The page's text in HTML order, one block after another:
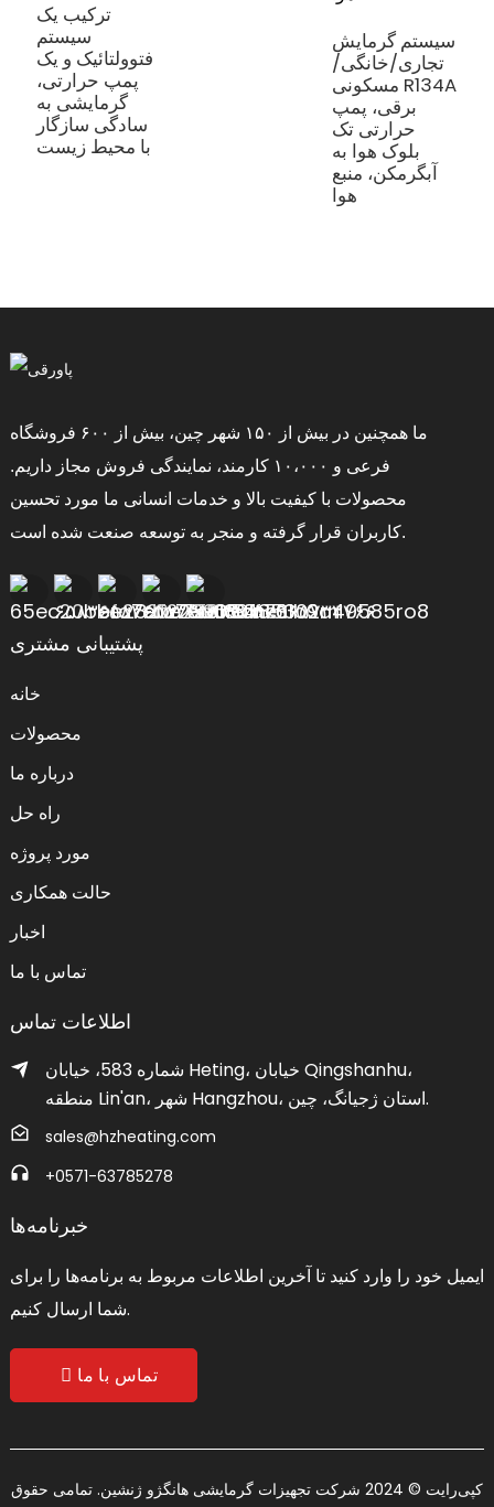
ترکیب یک
سیستم
فتوولتائیک و یک
پمپ حرارتی،
گرمایشی به
سادگی سازگار
با محیط زیست
سیستم گرمایش
تجاری/خانگی/
مسکونی R134A
برقی، پمپ
حرارتی تک
بلوک هوا به
آبگرمکن، منبع
هوا
ما همچنین در بیش از ۱۵۰ شهر چین، بیش از ۶۰۰ فروشگاه
فرعی و ۱۰،۰۰۰ کارمند، نمایندگی فروش مجاز داریم.
محصولات با کیفیت بالا و خدمات انسانی ما مورد تحسین
کاربران قرار گرفته و منجر به توسعه صنعت شده است.
پشتیبانی مشتری
خانه
محصولات
درباره ما
راه حل
مورد پروژه
حالت همکاری
اخبار
تماس با ما
اطلاعات تماس
شماره 583، خیابان Heting، خیابان Qingshanhu،
منطقه Lin'an، شهر Hangzhou، استان ژجیانگ، چین.
sales@hzheating.com
‎+0571-63785278‎
خبرنامه‌ها
ایمیل خود را وارد کنید تا آخرین اطلاعات مربوط به برنامه‌ها را برای
شما ارسال کنیم.
تماس با ما
کپی‌رایت © 2024 شرکت تجهیزات گرمایشی هانگژو ژنشین. تمامی حقوق